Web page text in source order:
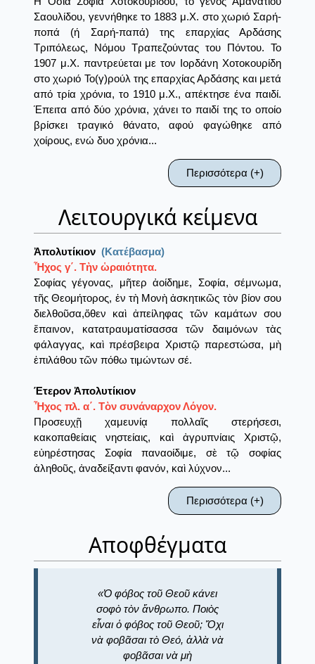
Σαουλίδου, γεννήθηκε το 1883 μ.Χ. στο χωριό Σαρή-
ποπά (ή Σαρή-παπά) της επαρχίας Αρδάσης
Τριπόλεως, Νόμου Τραπεζούντας του Πόντου. Το
1907 μ.Χ. παντρεύεται με τον Ιορδάνη Χοτοκουρίδη
στο χωριό Το(γ)ρούλ της επαρχίας Αρδάσης και μετά
από τρία χρόνια, το 1910 μ.Χ., απέκτησε ένα παιδί.
Έπειτα από δύο χρόνια, χάνει το παιδί της το οποίο
βρίσκει τραγικό θάνατο, αφού φαγώθηκε από
χοίρους, ενώ δυο χρόνια...
Περισσότερα (+)
Λειτουργικά κείμενα
Ἀπολυτίκιον (Κατέβασμα)
Ἦχος γ΄. Τὴν ὡραιότητα.
Σοφίας γέγονας, μῆτερ ἀοίδημε, Σοφία, σέμνωμα,
τῆς Θεομήτορος, ἐν τὴ Μονὴ ἀσκητικῶς τὸν βίον σου
διελθοῦσα,ὅθεν καὶ ἀπείληφας τῶν καμάτων σου
ἔπαινον, κατατραυματίσασσα τῶν δαιμόνων τὰς
φάλαγγας, καὶ πρέσβειρα Χριστῷ παρεστώσα, μὴ
ἐπιλάθου τῶν πόθω τιμώντων σέ.
Έτερον Ἀπολυτίκιον
Ἦχος πλ. α΄. Τὸν συνάναρχον Λόγον.
Προσευχῇ χαμευνίᾳ πολλαῖς στερήσεσι,
κακοπαθείαις νηστείαις, καὶ ἀγρυπνίαις Χριστῷ,
εὐηρέστησας Σοφία παναοίδιμε, σὲ τῷ σοφίας
ἀληθοῦς, ἀναδείξαντι φανόν, καὶ λύχνον...
Περισσότερα (+)
Αποφθέγματα
Ὁ φόβος τοῦ Θεοῦ κάνει
σοφὸ τὸν ἄνθρωπο. Ποιὸς
εἶναι ὁ φόβος τοῦ Θεοῦ; Ὄχι
νὰ φοβᾶσαι τὸ Θεό, ἀλλὰ νὰ
φοβᾶσαι νὰ μὴ